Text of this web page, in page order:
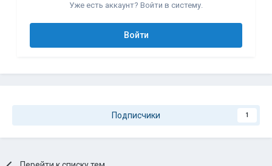
Уже есть аккаунт? Войти в систему.
Войти
Подписчики 1